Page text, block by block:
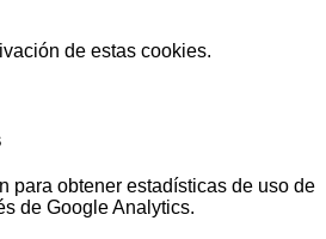
de estas cookies.
para obtener estadísticas de uso de
de Google Analytics.